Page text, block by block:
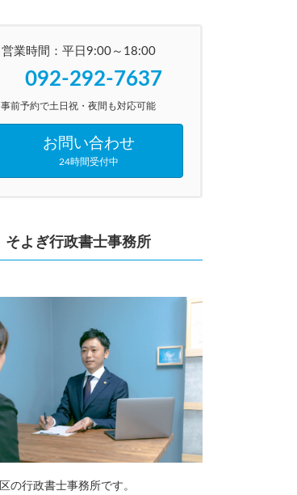
営業時間：平日9:00～18:00
092-292-7637
事前予約で土日祝・夜間も対応可能
お問い合わせ
24時間受付中
そよぎ行政書士事務所
の行政書士事務所です。